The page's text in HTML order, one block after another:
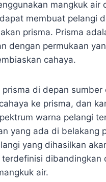
mangkuk air
membuat pelangi
prisma. Prisma
dengan permukaan
cahaya.
prisma di depan sumber
ke prisma, dan
warna pelangi
yang ada di belakang
yang dihasilkan
terdefinisi dibandingkan
air.